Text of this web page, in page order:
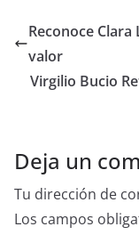
e
o
er
Reconoce
valor
Virgilio Bucio
Deja un
Tu dirección de
Los campos